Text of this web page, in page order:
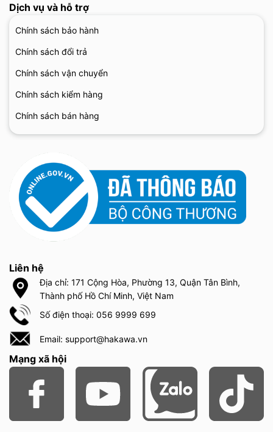
Dịch vụ và hỗ trợ
Chính sách bảo hành
Chính sách đổi trả
Chính sách vận chuyển
Chính sách kiểm hàng
Chính sách bán hàng
Liên hệ
Địa chỉ: 171 Cộng Hòa, Phường 13, Quận Tân Bình,
Thành phố Hồ Chí Minh, Việt Nam
Số điện thoại: 056 9999 699
Email: support@hakawa.vn
Mạng xã hội